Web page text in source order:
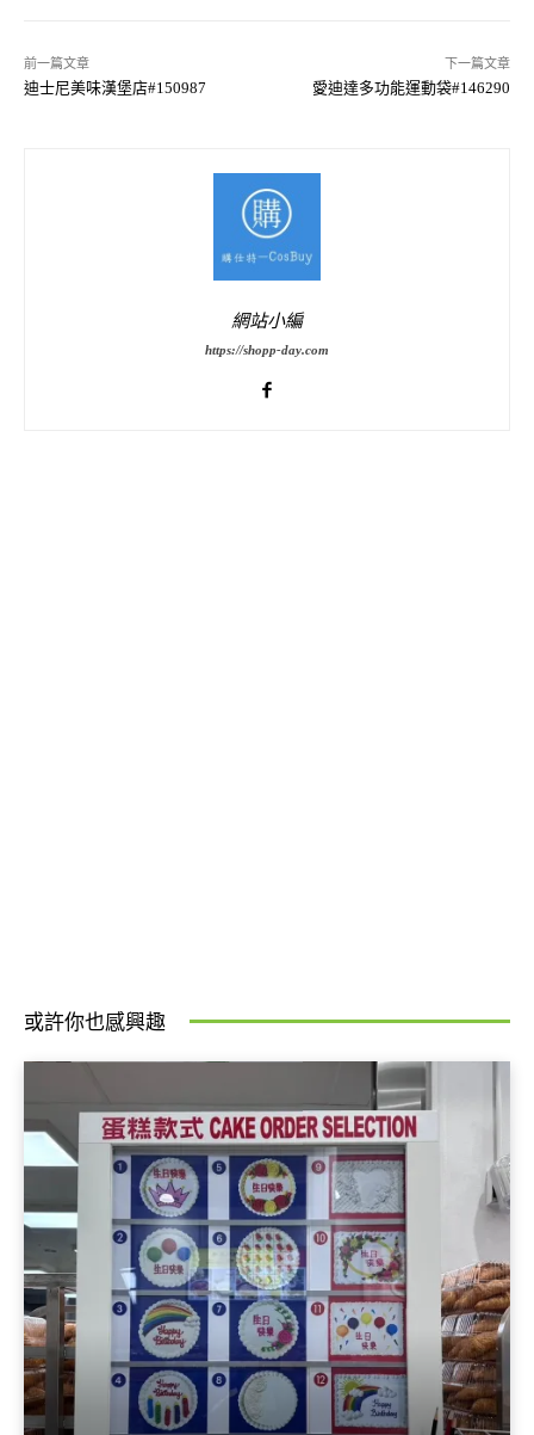
前一篇文章
迪士尼美味漢堡店#150987
下一篇文章
愛迪達多功能運動袋#146290
網站小編
https://shopp-day.com
或許你也感興趣